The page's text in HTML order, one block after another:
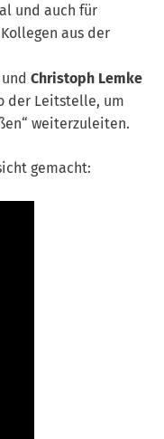
und auch für
aus der
und Christoph Lemke
der Leitstelle, um
weiterzuleiten.
gemacht: